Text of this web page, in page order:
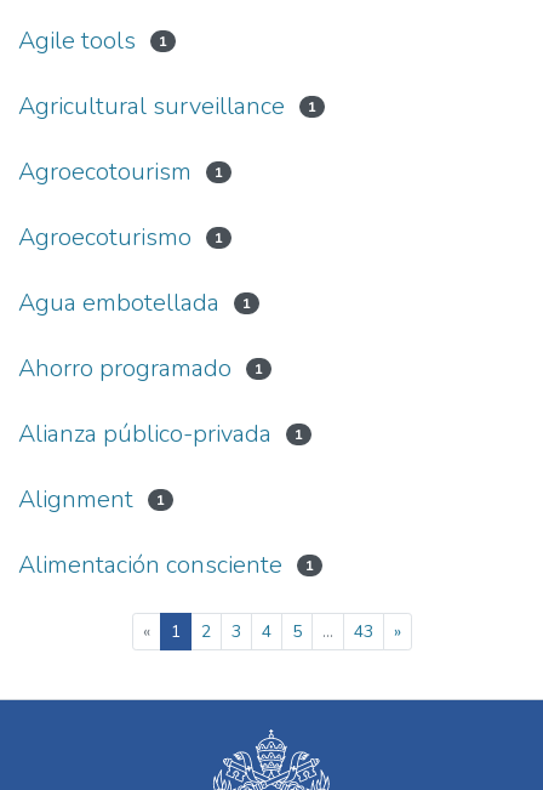
Agile tools 1
Agricultural surveillance 1
Agroecotourism 1
Agroecoturismo 1
Agua embotellada 1
Ahorro programado 1
Alianza público-privada 1
Alignment 1
Alimentación consciente 1
« 1(current)
2 3 4 5 ... 43 »